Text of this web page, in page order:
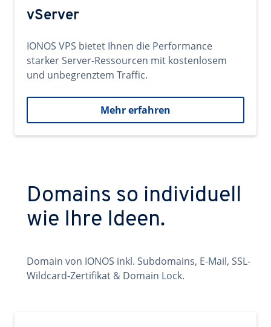
vServer
IONOS VPS bietet Ihnen die Performance
starker Server-Ressourcen mit kostenlosem
und unbegrenztem Traffic.
Mehr erfahren
Domains so individuell
wie Ihre Ideen.
Domain von IONOS inkl. Subdomains, E-Mail, SSL-
Wildcard-Zertifikat & Domain Lock.